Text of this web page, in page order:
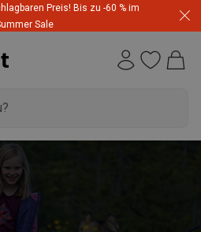
Preis! Bis zu -60 % im
Sale